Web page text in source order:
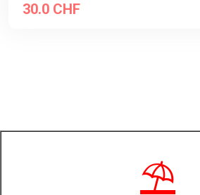
30.0 CHF